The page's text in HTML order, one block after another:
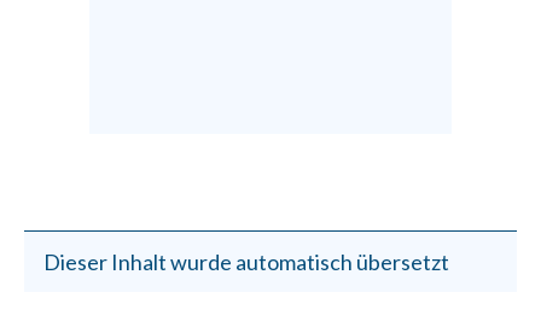
Dieser Inhalt wurde automatisch übersetzt